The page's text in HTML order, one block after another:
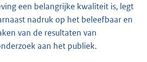
een belangrijke kwaliteit is, legt
nadruk op het beleefbaar en
van de resultaten van
aan het publiek.